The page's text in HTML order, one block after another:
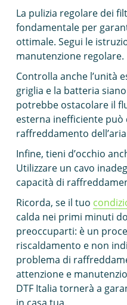
La pulizia regolare dei
fondamentale per
ottimale. Segui le
manutenzione regolare.
Controlla anche l’unità
griglia e la batteria
potrebbe ostacolare il
esterna inefficiente
raffreddamento
Infine, tieni d’occhio
Utilizzare un cavo
capacità di
Ricorda, se il tuo
calda nei primi minuti
preoccuparti: è un
riscaldamento e non
problema di
attenzione e
DTF Italia tornerà a